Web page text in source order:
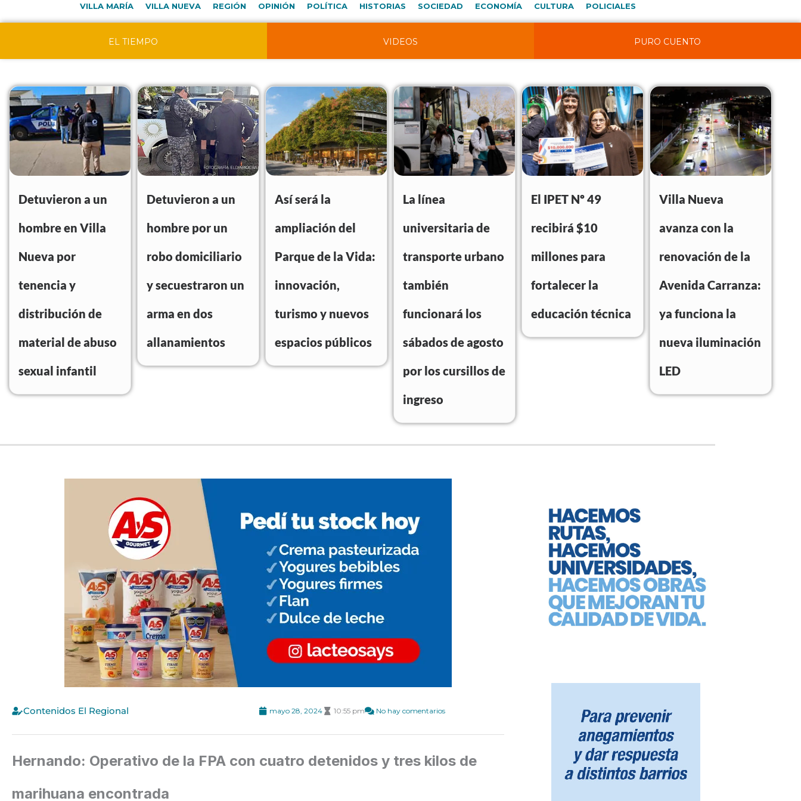
VILLA MARÍA VILLA NUEVA REGIÓN OPINIÓN POLÍTICA HISTORIAS SOCIEDAD ECONOMÍA CULTURA POLICIALES
EL TIEMPO VIDEOS PURO CUENTO
Detuvieron a un
hombre en Villa
Nueva por
tenencia y
distribución de
material de abuso
sexual infantil
Detuvieron a un
hombre por un
robo domiciliario
y secuestraron un
arma en dos
allanamientos
Así será la
ampliación del
Parque de la Vida:
innovación,
turismo y nuevos
espacios públicos
La línea
universitaria de
transporte urbano
también
funcionará los
sábados de agosto
por los cursillos de
ingreso
El IPET Nº 49
recibirá $10
millones para
fortalecer la
educación técnica
Villa Nueva
avanza con la
renovación de la
Avenida Carranza:
ya funciona la
nueva iluminación
LED
Contenidos El Regional mayo 28, 2024 10:55 pm No hay comentarios
Hernando: Operativo de la FPA con cuatro detenidos y tres kilos de
marihuana encontrada